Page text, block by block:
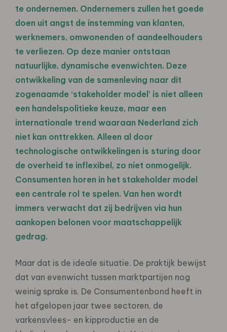
te ondernemen. Ondernemers zullen het goede
doen uit angst de instemming van klanten,
werknemers, omwonenden of aandeelhouders
te verliezen. Op deze manier ontstaan
natuurlijke, dynamische evenwichten. Deze
ontwikkeling van de samenleving naar dit
zogenaamde ‘stakeholder model’ is niet alleen
een handelspolitieke keuze, maar een
internationale trend waaraan Nederland zich
niet kan onttrekken. Alleen al door
technologische ontwikkelingen is sturing door
de overheid te inflexibel, zo niet onmogelijk.
Consumenten horen in het stakeholder model
een centrale rol te spelen. Van hen wordt
immers verwacht dat zij bedrijven via hun
aankopen belonen voor maatschappelijk
gedrag.
Maar dat is de ideale situatie. De praktijk bewijst
dat van evenwicht tussen marktpartijen nog
weinig sprake is. De Consumentenbond heeft in
het afgelopen jaar twee sectoren, de
varkensvlees- en kipproductie en de